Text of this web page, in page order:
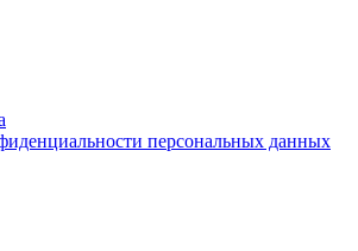
персональных данных